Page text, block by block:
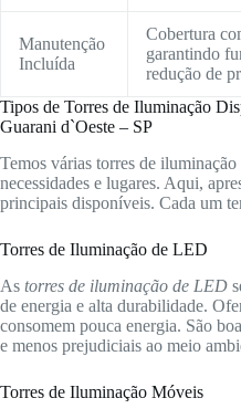
Manutenção
Incluída
Cobertura
garantindo
redução de
Tipos de Torres de Iluminação
Guarani d`Oeste – SP
Temos várias torres de
necessidades e lugares. Aqui,
principais disponíveis. Cada um
Torres de Iluminação de LED
As torres de iluminação de LED
de energia e alta durabilidade.
consomem pouca energia. São
e menos prejudiciais ao meio
Torres de Iluminação Móveis